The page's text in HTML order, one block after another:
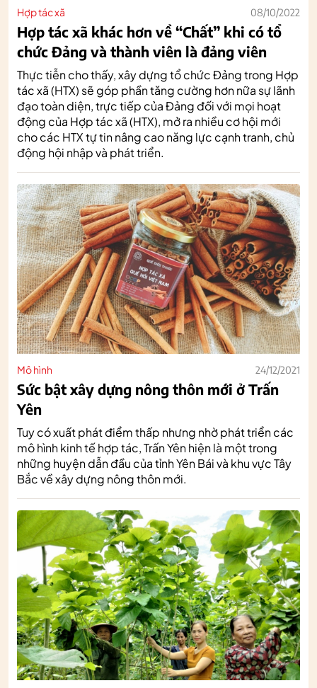
Hợp tác xã 08/10/2022
Hợp tác xã khác hơn về “Chất” khi có tổ
chức Đảng và thành viên là đảng viên
Thực tiễn cho thấy, xây dựng tổ chức Đảng trong Hợp
tác xã (HTX) sẽ góp phần tăng cường hơn nữa sự lãnh
đạo toàn diện, trực tiếp của Đảng đối với mọi hoạt
động của Hợp tác xã (HTX), mở ra nhiều cơ hội mới
cho các HTX tự tin nâng cao năng lực cạnh tranh, chủ
động hội nhập và phát triển.
Mô hình 24/12/2021
Sức bật xây dựng nông thôn mới ở Trấn
Yên
Tuy có xuất phát điểm thấp nhưng nhờ phát triển các
mô hình kinh tế hợp tác, Trấn Yên hiện là một trong
những huyện dẫn đầu của tỉnh Yên Bái và khu vực Tây
Bắc về xây dựng nông thôn mới.